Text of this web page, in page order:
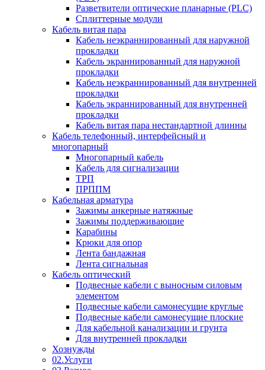
Разветвители оптические планарные (PLC)
Сплиттерные модули
Кабель витая пара
Кабель неэкраннированный для наружной
прокладки
Кабель экраннированный для наружной
прокладки
Кабель неэкраннированный для внутренней
прокладки
Кабель экраннированный для внутренней
прокладки
Кабель витая пара нестандартной длинны
Кабель телефонный, интерфейсный и
многопарный
Многопарный кабель
Кабель для сигнализации
ТРП
ПРППМ
Кабельная арматура
Зажимы анкерные натяжные
Зажимы поддерживающие
Карабины
Крюки для опор
Лента бандажная
Лента сигнальная
Кабель оптический
Подвесные кабели с выносным силовым
элементом
Подвесные кабели самонесущие круглые
Подвесные кабели самонесущие плоские
Для кабельной канализации и грунта
Для внутренней прокладки
Хознужды
02.Услуги